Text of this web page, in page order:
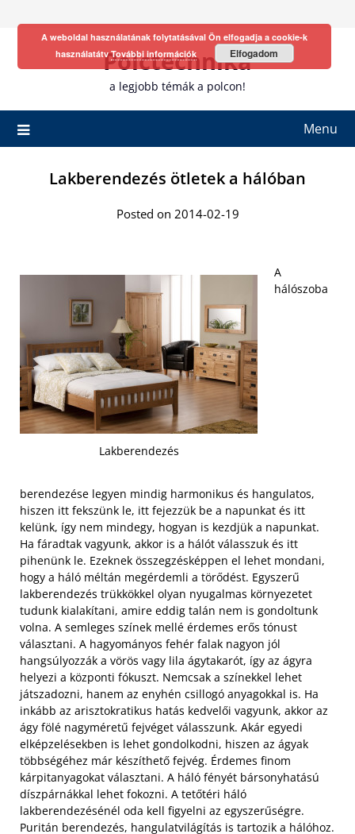
Polctechnika
a legjobb témák a polcon!
Menu
Lakberendezés ötletek a hálóban
Posted on 2014-02-19
Lakberendezés
A
hálószoba
berendezése legyen mindig harmonikus és hangulatos,
hiszen itt fekszünk le, itt fejezzük be a napunkat és itt
kelünk, így nem mindegy, hogyan is kezdjük a napunkat.
Ha fáradtak vagyunk, akkor is a hálót válasszuk és itt
pihenünk le. Ezeknek összegzésképpen el lehet mondani,
hogy a háló méltán megérdemli a törődést. Egyszerű
lakberendezés trükkökkel olyan nyugalmas környezetet
tudunk kialakítani, amire eddig talán nem is gondoltunk
volna. A semleges színek mellé érdemes erős tónust
választani. A hagyományos fehér falak nagyon jól
hangsúlyozzák a vörös vagy lila ágytakarót, így az ágyra
helyezi a központi fókuszt. Nemcsak a színekkel lehet
játszadozni, hanem az enyhén csillogó anyagokkal is. Ha
inkább az arisztokratikus hatás kedvelői vagyunk, akkor az
ágy fölé nagyméretű fejvéget válasszunk. Akár egyedi
elképzelésekben is lehet gondolkodni, hiszen az ágyak
többségéhez már készíthető fejvég. Érdemes finom
kárpitanyagokat választani. A háló fényét bársonyhatású
díszpárnákkal lehet fokozni. A tetőtéri háló
lakberendezésénél oda kell figyelni az egyszerűségre.
Puritán berendezés, hangulatvilágítás is tartozik a hálóhoz.
A weboldal használatának folytatásával Ön elfogadja a cookie-k
használatátvTovábbi információk Elfogadom